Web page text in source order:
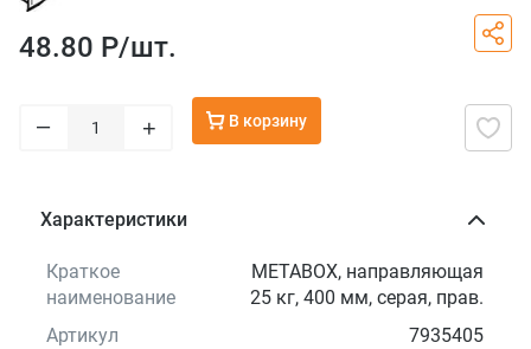
48.80 Р/шт.
– + В корзину
Характеристики
Краткое
наименование
METABOX, направляющая
25 кг, 400 мм, серая, прав.
Артикул
7935405